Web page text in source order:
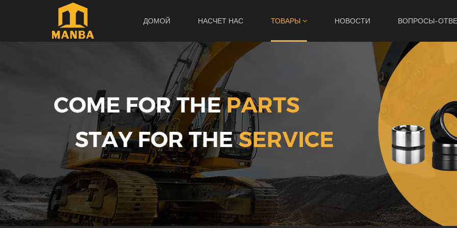
ДОМОЙ НАСЧЕТ НАС ТОВАРЫ НОВОСТИ ВОПРОСЫ-